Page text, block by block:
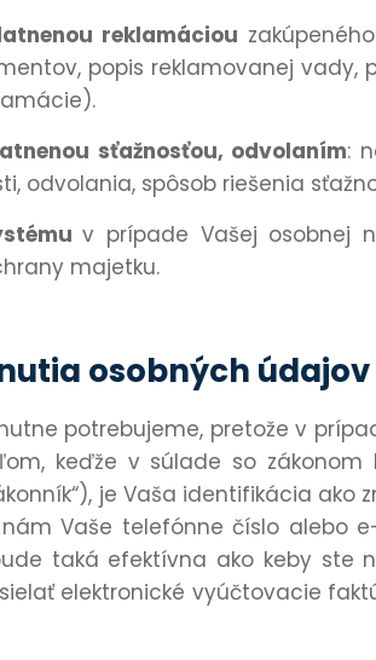
reklamáciou
popis reklamovanej
sťažnosťou, odvolaním:
odvolania, spôsob riešenia
v prípade Vašej osobnej
majetku.
osobných údajov
potrebujeme, pretože v
keďže v súlade so zákonom
je Vaša identifikácia
Vaše telefónne číslo alebo
taká efektívna ako keby ste
elektronické vyúčtovacie